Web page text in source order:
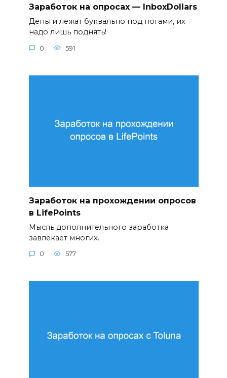
Заработок на опросах — InboxDollars
Деньги лежат буквально под ногами, их
надо лишь поднять!
0 591
Заработок на прохождении опросов
в LifePoints
Мысль дополнительного заработка
завлекает многих.
0 577